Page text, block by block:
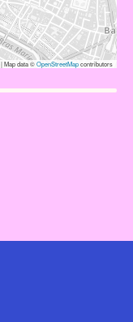
|Map data ©OpenStreetMapcontributors